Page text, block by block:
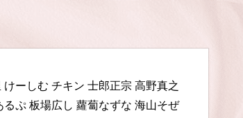
けーしむ チキン 士郎正宗 高野真之
ぷ 板場広し 蘿蔔なずな 海山そぜ